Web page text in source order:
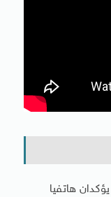
هاتفيا